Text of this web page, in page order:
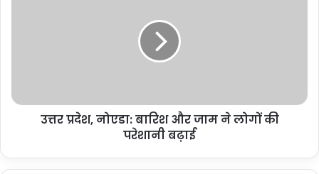
की
उत्तर प्रदेश, नोएडा: बारिश और जाम ने लोगों की
परेशानी बढ़ाई